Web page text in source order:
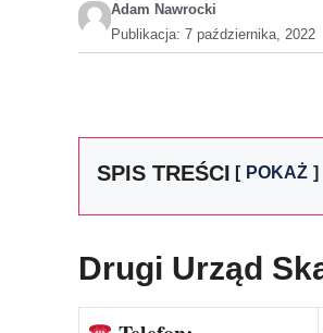
Adam Nawrocki
Publikacja: 7 października, 2022
SPIS TREŚCI POKAŻ
Drugi Urząd